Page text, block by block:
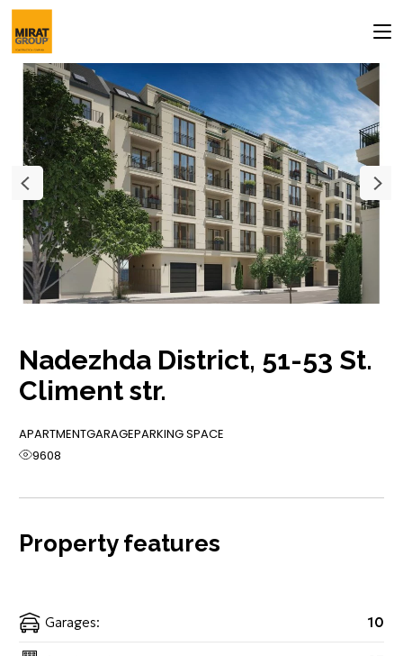
Nadezhda District, 51-53 St.
Climent str.
APARTMENTGARAGEPARKING SPACE
9608
Property features
Garages: 10